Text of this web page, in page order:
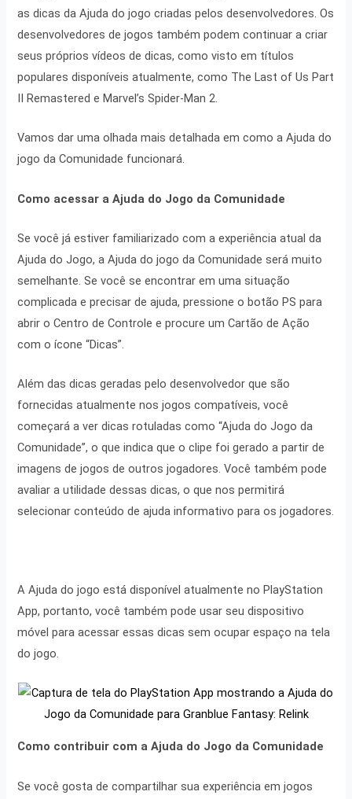
as dicas da Ajuda do jogo criadas pelos desenvolvedores. Os
desenvolvedores de jogos também podem continuar a criar
seus próprios vídeos de dicas, como visto em títulos
populares disponíveis atualmente, como The Last of Us Part
II Remastered e Marvel’s Spider-Man 2.
Vamos dar uma olhada mais detalhada em como a Ajuda do
jogo da Comunidade funcionará.
Como acessar a Ajuda do Jogo da Comunidade
Se você já estiver familiarizado com a experiência atual da
Ajuda do Jogo, a Ajuda do jogo da Comunidade será muito
semelhante. Se você se encontrar em uma situação
complicada e precisar de ajuda, pressione o botão PS para
abrir o Centro de Controle e procure um Cartão de Ação
com o ícone “Dicas”.
Além das dicas geradas pelo desenvolvedor que são
fornecidas atualmente nos jogos compatíveis, você
começará a ver dicas rotuladas como “Ajuda do Jogo da
Comunidade”, o que indica que o clipe foi gerado a partir de
imagens de jogos de outros jogadores. Você também pode
avaliar a utilidade dessas dicas, o que nos permitirá
selecionar conteúdo de ajuda informativo para os jogadores.
A Ajuda do jogo está disponível atualmente no PlayStation
App, portanto, você também pode usar seu dispositivo
móvel para acessar essas dicas sem ocupar espaço na tela
do jogo.
Como contribuir com a Ajuda do Jogo da Comunidade
Se você gosta de compartilhar sua experiência em jogos